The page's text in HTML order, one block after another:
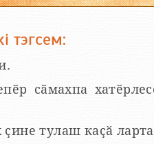
тэгсем:
сӑмахпа
ҫине тулаш каҫӑ